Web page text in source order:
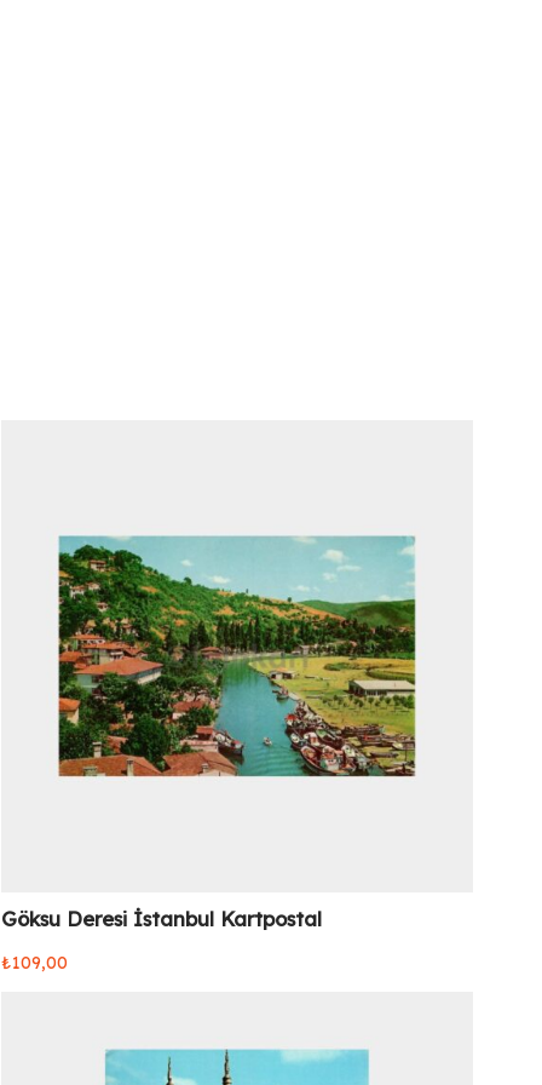
Göksu Deresi İstanbul Kartpostal
₺109,00